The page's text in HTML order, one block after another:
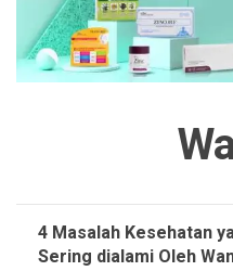
4 Masalah Kesehatan
Sering dialami Oleh